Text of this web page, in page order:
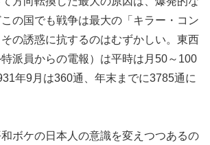
の国でも戦争は最大の「キラー・コン
の誘惑に抗するのはむずかしい。東西
派員からの電報）は平時は月50～100
年9月は360通、年末までに3785通に
ボケの日本人の意識を変えつつあるの